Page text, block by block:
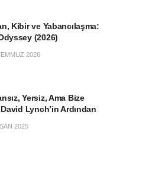
Kibir ve Yabancılaşma:
(2026)
2026
Yersiz, Ama Bize
Lynch’in Ardından
2025